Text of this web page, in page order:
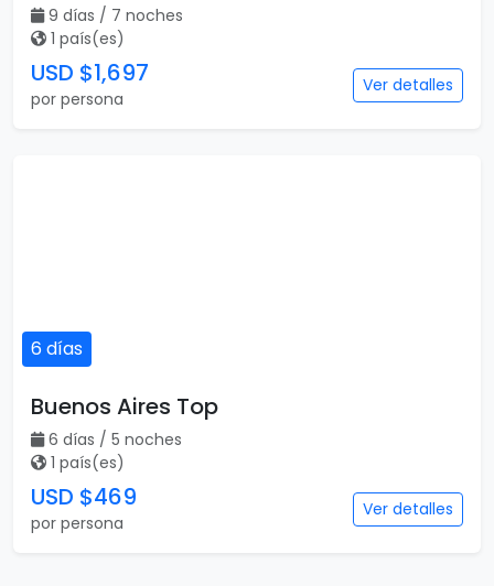
9 días / 7 noches
1 país(es)
USD $1,697
por persona
Ver detalles
6 días
Buenos Aires Top
6 días / 5 noches
1 país(es)
USD $469
por persona
Ver detalles